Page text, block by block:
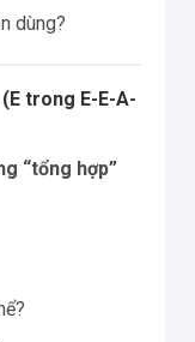
dùng?
trong E-E-A-
“tổng hợp”